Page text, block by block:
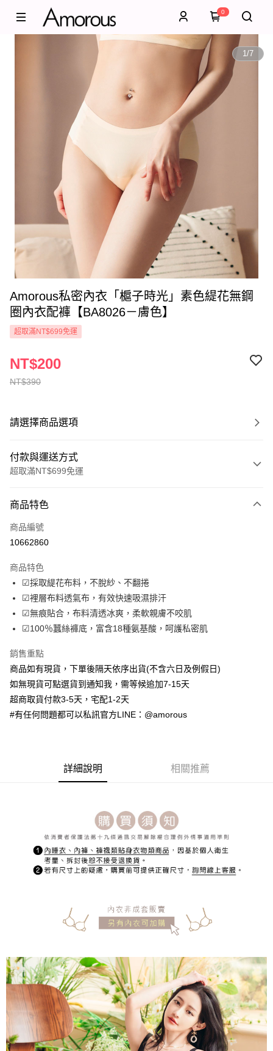
0
1/7
Amorous私密內衣「槴子時光」素色緹花無鋼
圈內衣配褲【BA8026－膚色】
超取滿NT$699免運
NT$390
NT$200
請選擇商品選項
付款與運送方式
超取滿NT$699免運
信用卡一次付款
超商取貨付款
Apple Pay
街口支付
ATM付款
運送方式
全家取貨付款
每筆NT$70，滿NT$699(含以上)免運費
付款後全家取貨
每筆NT$70，滿NT$699(含以上)免運費
每筆NT$150
商品特色
商品編號
10662860
商品特色
☑採取緹花布料，不脫紗、不翻捲
☑裡層布料透氣布，有效快速吸濕排汗
☑無痕貼合，布料清透冰爽，柔軟親膚不咬肌
☑100％蠶絲褲底，富含18種氨基酸，呵護私密肌
銷售重點
商品如有現貨，下單後隔天依序出貨(不含六日及例假日)
如無現貨可點選貨到通知我，需等候追加7-15天
超商取貨付款3-5天，宅配1-2天
#有任何問題都可以私訊官方LINE：@amorous
詳細說明 相關推薦